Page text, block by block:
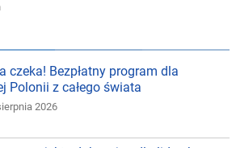
czeka! Bezpłatny program dla
Polonii z całego świata
2026